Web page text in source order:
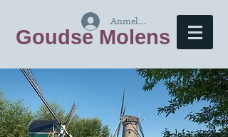
Goudse Molens
Anmelden